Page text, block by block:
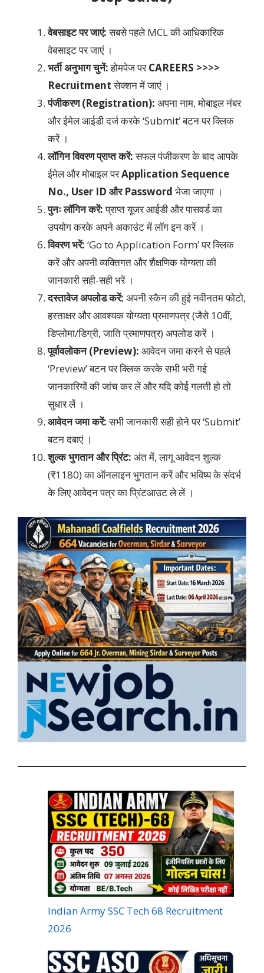
वेबसाइट पर जाएं:सबसे पहले MCL की आधिकारिक
वेबसाइट पर जाएं ।
भर्ती अनुभाग चुनें:होमपेज परCAREERS >>>>
Recruitmentसेक्शन में जाएं ।
पंजीकरण (Registration): अपना नाम, मोबाइल नंबर
और ईमेल आईडी दर्ज करके ‘Submit’ बटन पर क्लिक
करें ।
लॉगिन विवरण प्राप्त करें:सफल पंजीकरण के बाद आपके
ईमेल और मोबाइल परApplication Sequence
No., User ID और Password भेजा जाएगा ।
पुनः लॉगिन करें:प्राप्त यूजर आईडी और पासवर्ड का
उपयोग करके अपने अकाउंट में लॉग इन करें ।
विवरण भरें: ‘Go to Application Form’ पर क्लिक
करें और अपनी व्यक्तिगत और शैक्षणिक योग्यता की
जानकारी सही-सही भरें ।
दस्तावेज अपलोड करें: अपनी स्कैन की हुई नवीनतम फोटो,
हस्ताक्षर और आवश्यक योग्यता प्रमाणपत्र (जैसे 10वीं,
डिप्लोमा/डिग्री, जाति प्रमाणपत्र) अपलोड करें ।
पूर्वावलोकन (Preview): आवेदन जमा करने से पहले
‘Preview’ बटन पर क्लिक करके सभी भरी गई
जानकारियों की जांच कर लें और यदि कोई गलती हो तो
सुधार लें ।
आवेदन जमा करें:सभी जानकारी सही होने पर ‘Submit’
बटन दबाएं ।
शुल्क भुगतान और प्रिंट: अंत में, लागू आवेदन शुल्क
(₹1180) का ऑनलाइन भुगतान करें और भविष्य के संदर्भ
के लिए आवेदन पत्र का प्रिंटआउट ले लें ।
Indian Army SSC Tech 68 Recruitment
2026